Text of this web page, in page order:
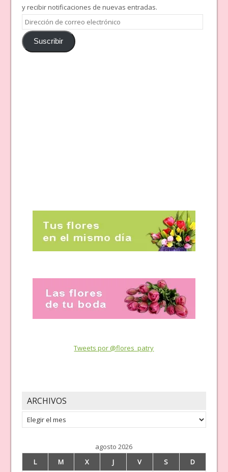
y recibir notificaciones de nuevas entradas.
Dirección
de
correoSuscribir
Tweets por @flores_patry
ARCHIVOS
Archivos
agosto 2026
L
M X J V S
D